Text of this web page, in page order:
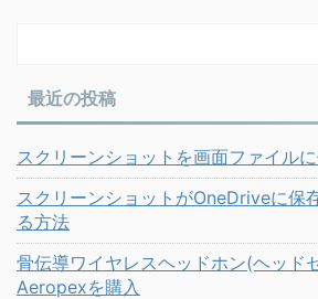
最近の投稿
スクリーンショットを画面ファイル
スクリーンショットがOneDriveに保
る方法
骨伝導ワイヤレスヘッドホン(ヘッド
Aeropexを購入